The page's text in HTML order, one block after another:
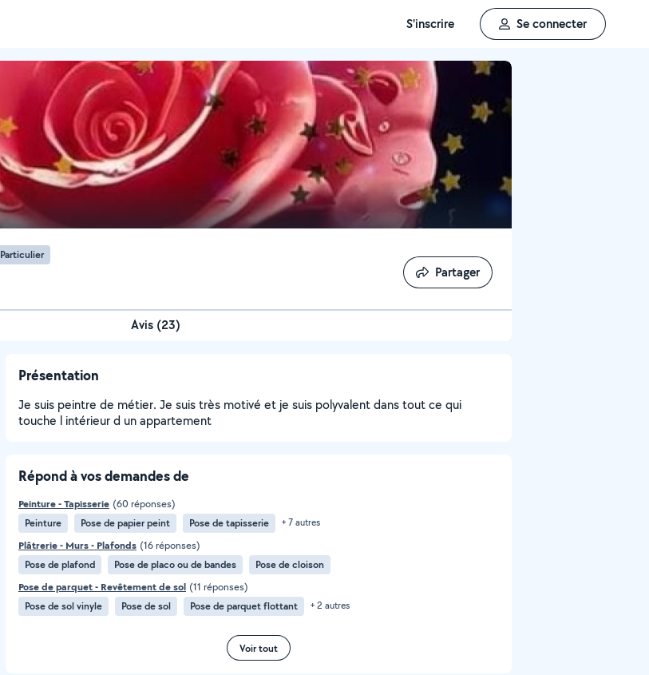
S'inscrire Se connecter
Particulier
Partager
Partager
Avis (23)
Présentation
Je suis peintre de métier. Je suis très motivé et je suis polyvalent dans tout ce qui
touche l intérieur d un appartement
Répond à vos demandes de
Peinture - Tapisserie (60 réponses)
Peinture
Pose de papier peint Pose de tapisserie + 7 autres
Plâtrerie - Murs - Plafonds (16 réponses)
Pose de plafond
Pose de placo ou de bandes
Pose de cloison
Pose de parquet - Revêtement de sol (11 réponses)
Pose de sol vinyle
Pose de sol Pose de parquet flottant + 2 autres
Voir tout